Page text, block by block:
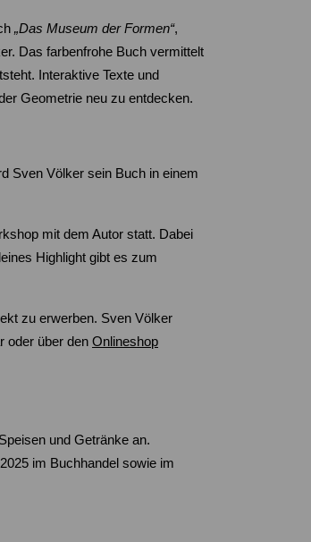
„Das Museum der Formen“,
Das farbenfrohe Buch vermittelt
Interaktive Texte und
Geometrie neu zu entdecken.
Sven Völker sein Buch in einem
mit dem Autor statt. Dabei
Highlight gibt es zum
zu erwerben. Sven Völker
oder über den Onlineshop
und Getränke an.
im Buchhandel sowie im